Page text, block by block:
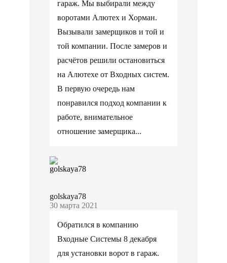
гараж. Мы выбирали между
воротами Алютех и Хорман.
Вызывали замерщиков и той и
той компании. После замеров и
расчётов решили остановиться
на Алютехе от Входных систем.
В первую очередь нам
понравился подход компании к
работе, внимательное
отношение замерщика...
golskaya78
30 марта 2021
Обратился в компанию
Входные Системы 8 декабря
для установки ворот в гараж.